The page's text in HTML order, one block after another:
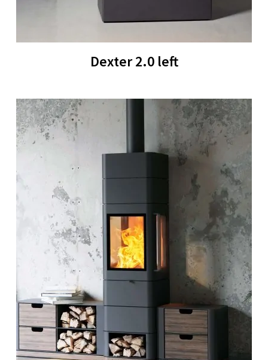
Dexter 2.0 left